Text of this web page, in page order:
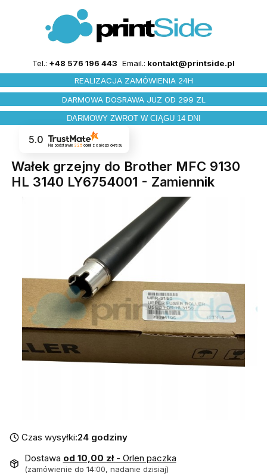
Tel.: +48 576 196 443 Email.: kontakt@printside.pl
REALIZACJA ZAMÓWIENIA 24H
DARMOWA DOSRAWA JUZ OD 299 ZL
DARMOWY ZWROT W CIĄGU 14 DNI
5.0
Na podstawie 325 opinii z całego okresu
Wałek grzejny do Brother MFC 9130
HL 3140 LY6754001 - Zamiennik
Czas wysyłki:24 godziny
Dostawa od 10,00 zł - Orlen paczka
(zamówienie do 14:00, nadanie dzisiaj)